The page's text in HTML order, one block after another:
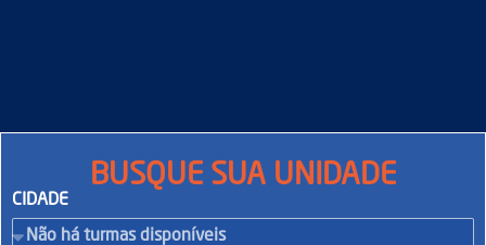
BUSQUE SUA UNIDADE
CIDADE